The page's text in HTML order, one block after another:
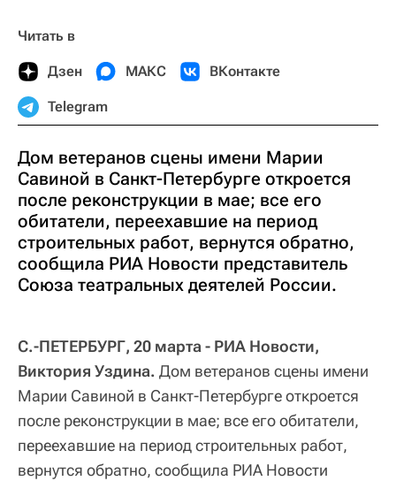
Читать в
Дзен МАКС ВКонтакте
Telegram
Дом ветеранов сцены имени Марии
Савиной в Санкт-Петербурге откроется
после реконструкции в мае; все его
обитатели, переехавшие на период
строительных работ, вернутся обратно,
сообщила РИА Новости представитель
Союза театральных деятелей России.
С.-ПЕТЕРБУРГ, 20 марта - РИА Новости,
Виктория Уздина. Дом ветеранов сцены имени
Марии Савиной в Санкт-Петербурге откроется
после реконструкции в мае; все его обитатели,
переехавшие на период строительных работ,
вернутся обратно, сообщила РИА Новости